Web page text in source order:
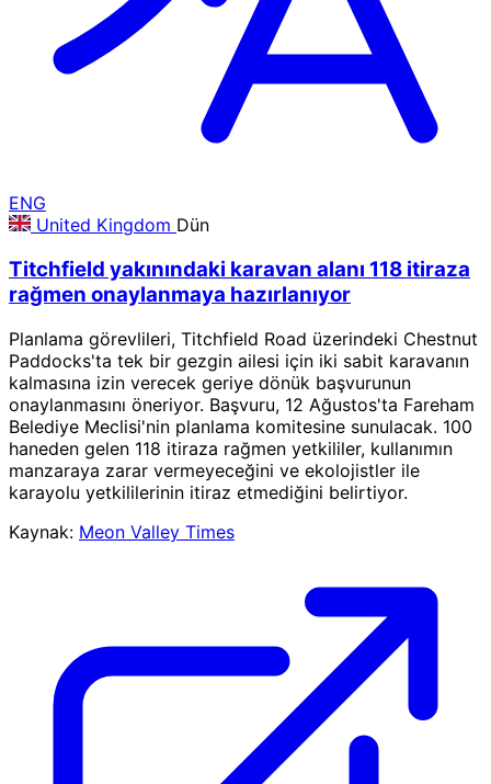
ENG
United Kingdom Dün
Titchfield yakınındaki karavan alanı 118 itiraza
rağmen onaylanmaya hazırlanıyor
Planlama görevlileri, Titchfield Road üzerindeki Chestnut
Paddocks'ta tek bir gezgin ailesi için iki sabit karavanın
kalmasına izin verecek geriye dönük başvurunun
onaylanmasını öneriyor. Başvuru, 12 Ağustos'ta Fareham
Belediye Meclisi'nin planlama komitesine sunulacak. 100
haneden gelen 118 itiraza rağmen yetkililer, kullanımın
manzaraya zarar vermeyeceğini ve ekolojistler ile
karayolu yetkililerinin itiraz etmediğini belirtiyor.
Kaynak: Meon Valley Times